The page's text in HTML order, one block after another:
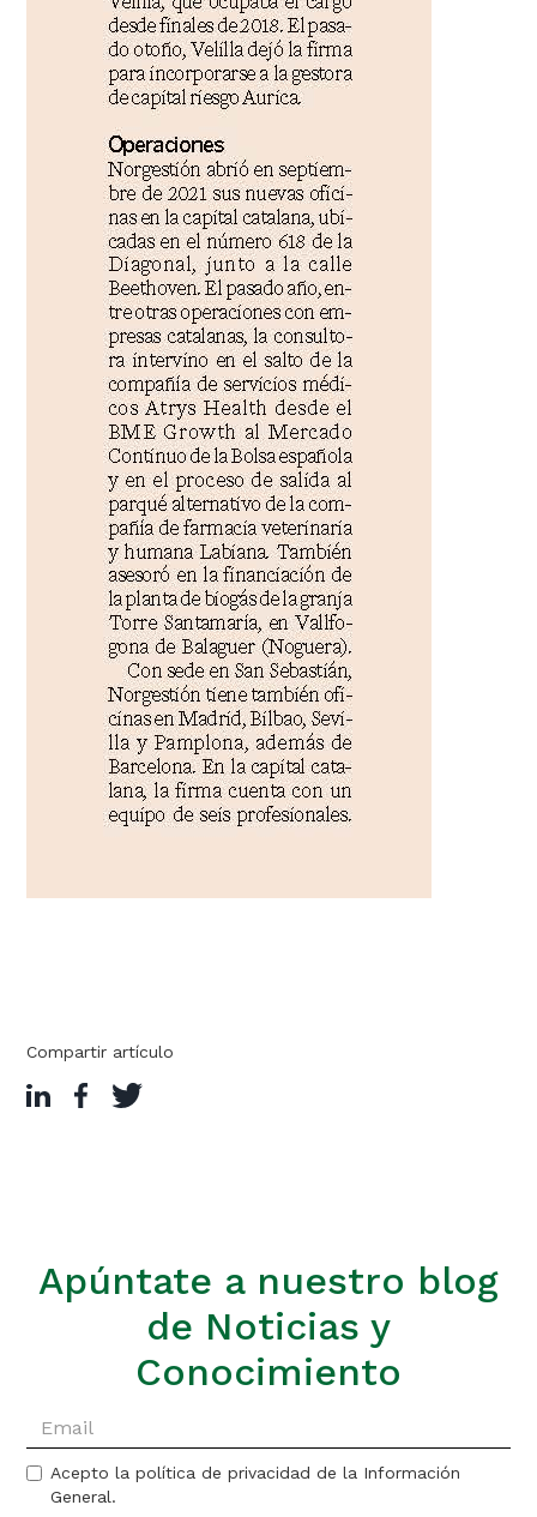
Compartir artículo
Apúntate a nuestro blog
de Noticias y
Conocimiento
Acepto la política de privacidad de la Información
General.